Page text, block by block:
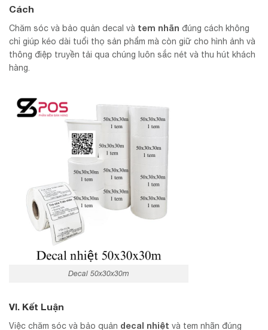
Cách
Chăm sóc và bảo quản decal và tem nhãn đúng cách không
chỉ giúp kéo dài tuổi thọ sản phẩm mà còn giữ cho hình ảnh và
thông điệp truyền tải qua chúng luôn sắc nét và thu hút khách
hàng.
Decal 50x30x30m
VI. Kết Luận
Việc chăm sóc và bảo quản decal nhiệt và tem nhãn đúng